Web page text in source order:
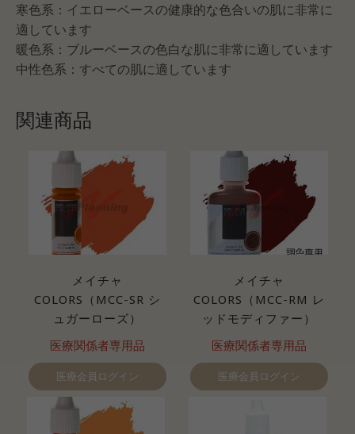
寒色系：イエローベースの健康的な色合いの肌に非常に
適しています
暖色系：ブルーベースの色白な肌に非常に適しています
中性色系：すべての肌に適しています
関連商品
メイチャ
COLORS（MCC-SR シ
ュガーローズ）
医療関係者専用品
医療会員ログイン
メイチャ
COLORS（MCC-RM レ
ッドモディファー）
医療関係者専用品
医療会員ログイン